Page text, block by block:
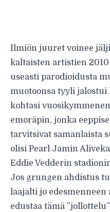
Ilmiön juuret voinee
kaltaisten artistien
useasti parodioidusta
muotoonsa tyyli
kohtasi
emoräpin, jonka
tarvitsivat samanlaista
olisi Pearl Jamin
Eddie Vedderin
Jos grungen ahdistus
laajalti jo edesmenneen
edustaa tämä